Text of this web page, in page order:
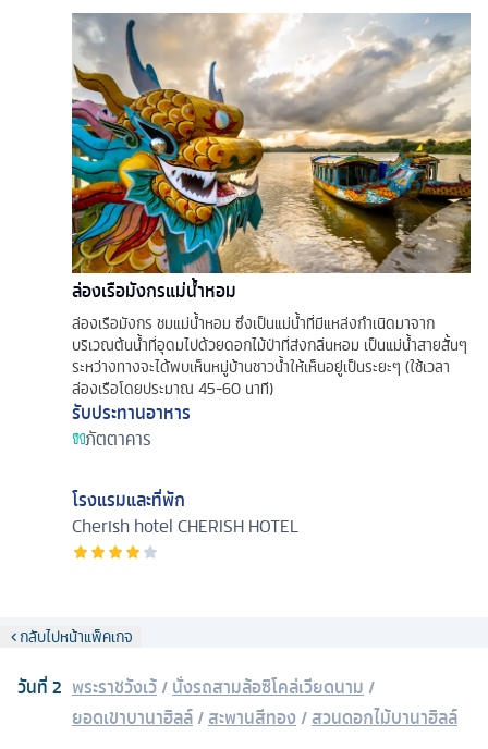
ล่องเรือมังกรแม่น้ำหอม
ล่องเรือมังกร ชมแม่น้ำหอม ซึ่งเป็นแม่น้ำที่มีแหล่งกำเนิดมาจาก
บริเวณต้นน้ำที่อุดมไปด้วยดอกไม้ป่าที่ส่งกลิ่นหอม เป็นแม่น้ำสายสั้นๆ
ระหว่างทางจะได้พบเห็นหมู่บ้านชาวน้ำให้เห็นอยู่เป็นระยะๆ (ใช้เวลา
ล่องเรือโดยประมาณ 45-60 นาที)
รับประทานอาหาร
ภัตตาคาร
โรงแรมและที่พัก
Cherish hotelCHERISH HOTEL
กลับไปหน้าแพ็คเกจ
วันที่2 พระราชวังเว้/นั่งรถสามล้อซิโคล่เวียดนาม /
ยอดเขาบานาฮิลล์/สะพานสีทอง/สวนดอกไม้บานาฮิลล์